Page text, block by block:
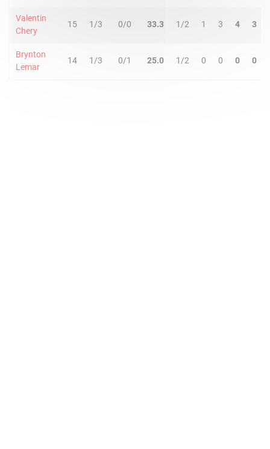
Valentin
Chery
15 1/3 0/0 33.3 1/2 1 3 4 3
Brynton
Lemar
14 1/3 0/1 25.0 1/2 0 0 0 0